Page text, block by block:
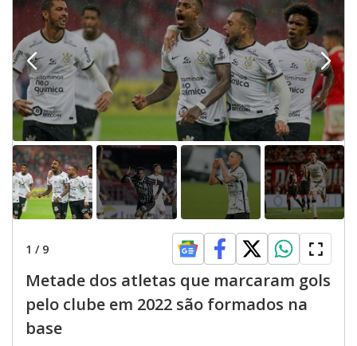
1 / 9
Metade dos atletas que marcaram gols
pelo clube em 2022 são formados na
base